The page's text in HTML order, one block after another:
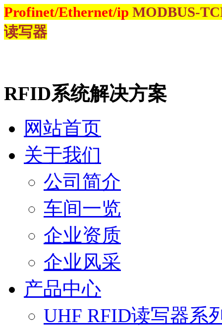
Profinet/Ethernet/ip MODBUS-
读写器
RFID系统解决方案
网站首页
关于我们
公司简介
车间一览
企业资质
企业风采
产品中心
UHF RFID读写器系